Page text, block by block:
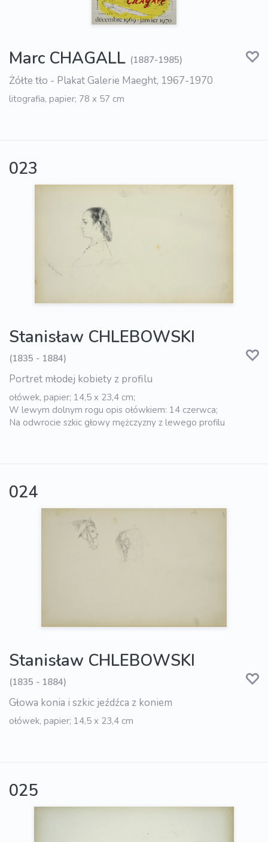
Marc CHAGALL (1887-1985)
Żółte tło - Plakat Galerie Maeght, 1967-1970
litografia, papier; 78 x 57 cm
023
Stanisław CHLEBOWSKI
(1835 - 1884)
Portret młodej kobiety z profilu
ołówek, papier; 14,5 x 23,4 cm;
W lewym dolnym rogu opis ołówkiem: 14 czerwca;
Na odwrocie szkic głowy mężczyzny z lewego profilu
024
Stanisław CHLEBOWSKI
(1835 - 1884)
Głowa konia i szkic jeźdźca z koniem
ołówek, papier; 14,5 x 23,4 cm
025